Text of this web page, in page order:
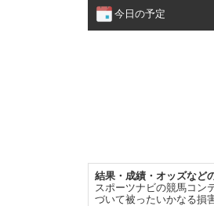
今日の予定
結果・成績・オッズなど
スポーツナビの競馬コン
づいて被ったいかなる損